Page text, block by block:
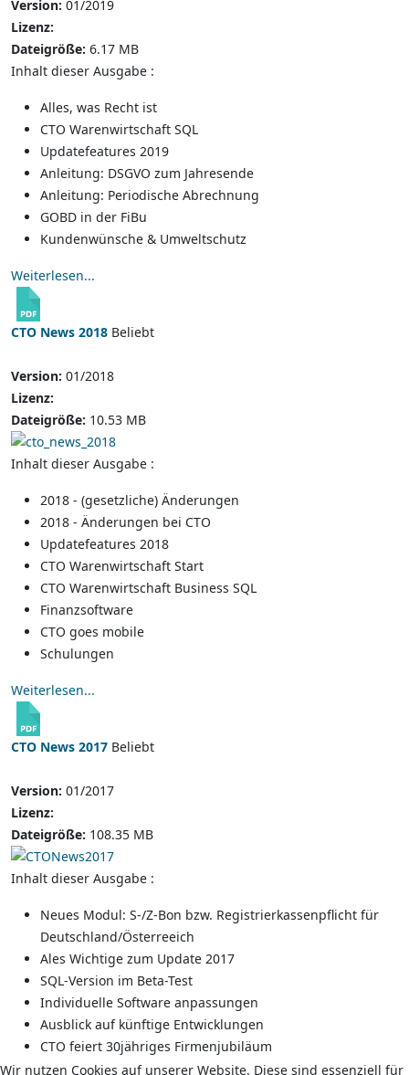
Version: 01/2019
Lizenz:
Dateigröße: 6.17 MB
Inhalt dieser Ausgabe :
Alles, was Recht ist
CTO Warenwirtschaft SQL
Updatefeatures 2019
Anleitung: DSGVO zum Jahresende
Anleitung: Periodische Abrechnung
GOBD in der FiBu
Kundenwünsche & Umweltschutz
Weiterlesen...
CTO News 2018 Beliebt
Version: 01/2018
Lizenz:
Dateigröße: 10.53 MB
Inhalt dieser Ausgabe :
2018 - (gesetzliche) Änderungen
2018 - Änderungen bei CTO
Updatefeatures 2018
CTO Warenwirtschaft Start
CTO Warenwirtschaft Business SQL
Finanzsoftware
CTO goes mobile
Schulungen
Weiterlesen...
CTO News 2017 Beliebt
Version: 01/2017
Lizenz:
Dateigröße: 108.35 MB
Inhalt dieser Ausgabe :
Neues Modul: S-/Z-Bon bzw. Registrierkassenpflicht für
Deutschland/Österreeich
Ales Wichtige zum Update 2017
SQL-Version im Beta-Test
Individuelle Software anpassungen
Ausblick auf künftige Entwicklungen
CTO feiert 30jähriges Firmenjubiläum
Wir nutzen Cookies auf unserer Website. Diese sind essenziell für